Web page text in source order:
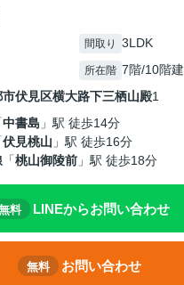
間取り 3LDK
所在階 7階/10階建
市伏見区横大路下三栖山殿1
中書島 」駅 徒歩14分
伏見桃山 」駅 徒歩16分
「桃山御陵前 」駅 徒歩18分
料 LINEからお問い合わせ
無料 お問い合わせ